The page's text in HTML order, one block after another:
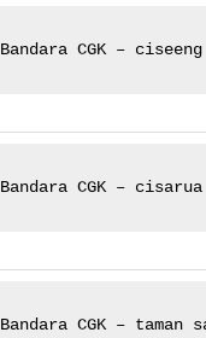
Bandara CGK – ciseeng
Bandara CGK – cisarua
Bandara CGK – taman